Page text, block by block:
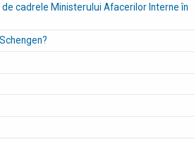
cadrele Ministerului Afacerilor Interne în